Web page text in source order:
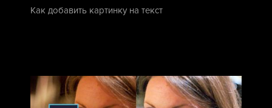
Как добавить картинку на текст